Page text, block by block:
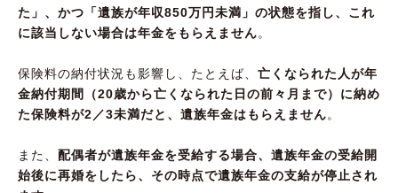
た」、かつ「遺族が年収850万円未満」の状態を指し、これ
に該当しない場合は年金をもらえません。
保険料の納付状況も影響し、たとえば、 亡くなられた人が年
金納付期間（20歳から亡くなられた日の前々月まで）に納め
た保険料が2／3未満だと、遺族年金はもらえません。
また、 配偶者が遺族年金を受給する場合、遺族年金の受給開
始後に再婚をしたら、その時点で遺族年金の支給が停止され